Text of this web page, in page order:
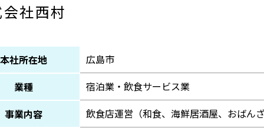
社西村
本社所在地
広島市
業種
宿泊業・飲食サービス業
事業内容
飲食店運営（和食、海鮮居酒屋、おばんざ